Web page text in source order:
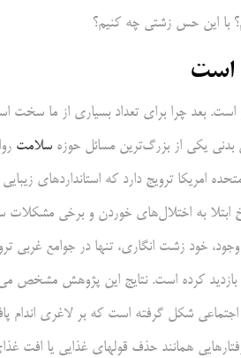
با این حس زشتی چه کنیم؟
است
است. بعد چرا برای تعداد بسیاری از ما
بدنی یکی از بزرگ‌ترین مسائل حوزه سلامت
امریکا ترویج دارد که استانداردهای
ابتلا به اختلال‌های خوردن و برخی مشکلات
وجود، خود زشت انگاری، تنها در جوامع
اجتماعی شکل گرفته است که بر لاغری اندام
همانند حذف قولهای غذایی یا افت